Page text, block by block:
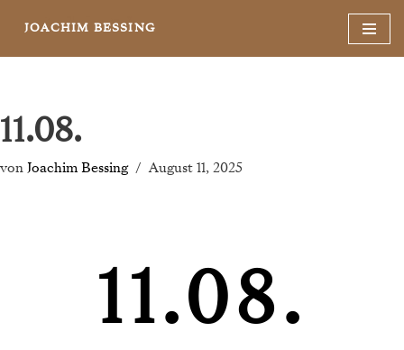
JOACHIM BESSING
11.08.
von Joachim Bessing August 11, 2025
11.08.